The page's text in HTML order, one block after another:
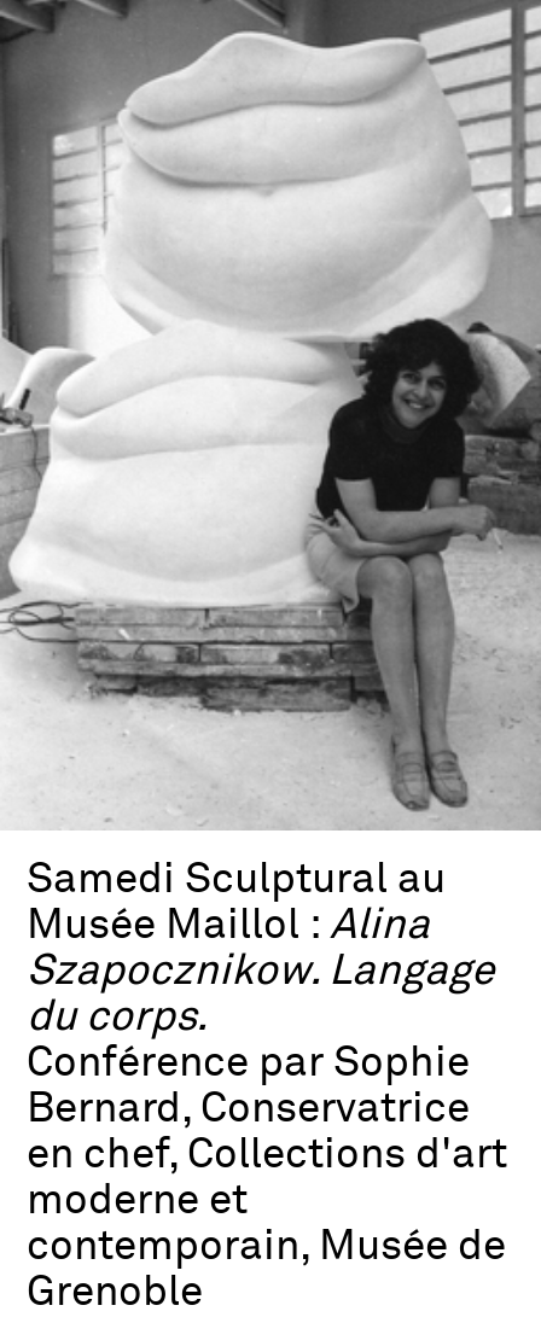
Samedi Sculptural au
Musée Maillol :Alina
Szapocznikow. Langage
du corps.
Conférence par Sophie
Bernard, Conservatrice
en chef, Collections d'art
moderne et
contemporain, Musée de
Grenoble